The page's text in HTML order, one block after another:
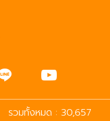
รวมทั้งหมด : 30,657